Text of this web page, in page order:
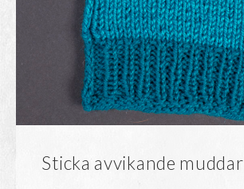
Sticka avvikande muddar